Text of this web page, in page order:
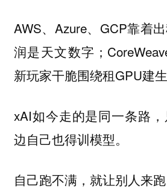
AWS、Azure、GCP靠着
润是天文数字；
新玩家干脆围绕租GPU建生
xAI如今走的是同一条路
边自己也得训模型。
自己跑不满，就让别人来